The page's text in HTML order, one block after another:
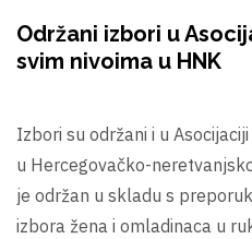
Održani izbori u
svim nivoima u HNK
Izbori su održani i u
u Hercegovačko-
je održan u skladu s
izbora žena i omladinaca u